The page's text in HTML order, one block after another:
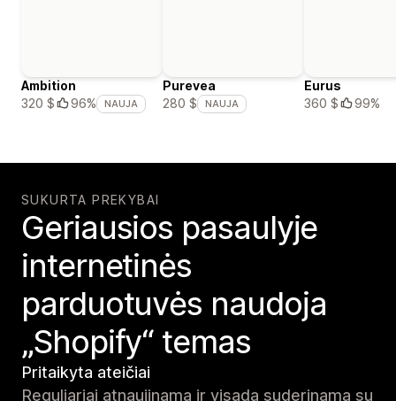
Ambition
320 $
96% NAUJA
Purevea
280 $
NAUJA
Eurus
360 $
99%
SUKURTA PREKYBAI
Geriausios pasaulyje
internetinės
parduotuvės naudoja
„Shopify“ temas
Pritaikyta ateičiai
Reguliariai atnaujinama ir visada suderinama su